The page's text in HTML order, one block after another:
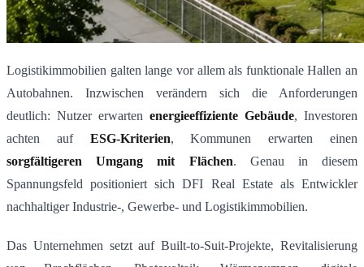
Logistikimmobilien galten lange vor allem als funktionale Hallen an
Autobahnen. Inzwischen verändern sich die Anforderungen
deutlich: Nutzer erwarten energieeffiziente Gebäude, Investoren
achten auf ESG-Kriterien, Kommunen erwarten einen
sorgfältigeren Umgang mit Flächen. Genau in diesem
Spannungsfeld positioniert sich DFI Real Estate als Entwickler
nachhaltiger Industrie-, Gewerbe- und Logistikimmobilien.
Das Unternehmen setzt auf Built-to-Suit-Projekte, Revitalisierung